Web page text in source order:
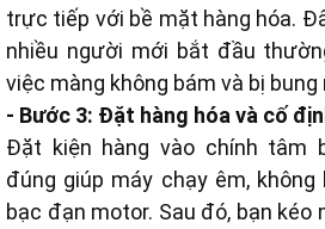
trực tiếp với bề mặt hàng hóa.
nhiều người mới bắt đầu
việc màng không bám và bị bung
- Bước 3: Đặt hàng hóa và cố
Đặt kiện hàng vào chính tâm
đúng giúp máy chạy êm,
bạc đạn motor. Sau đó, bạn kéo